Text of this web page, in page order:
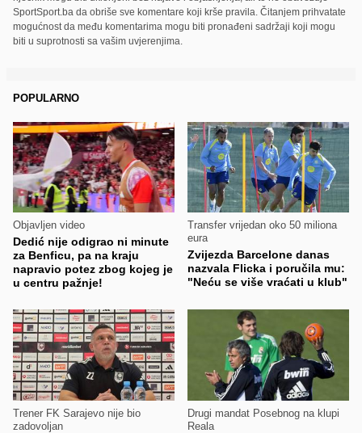
SportSport.ba da obriše sve komentare koji krše pravila. Čitanjem prihvatate
mogućnost da među komentarima mogu biti pronađeni sadržaji koji mogu
biti u suprotnosti sa vašim uvjerenjima.
POPULARNO
Objavljen video
Dedić nije odigrao ni minute
za Benficu, pa na kraju
napravio potez zbog kojeg je
u centru pažnje!
Transfer vrijedan oko 50 miliona
eura
Zvijezda Barcelone danas
nazvala Flicka i poručila mu:
"Neću se više vraćati u klub"
Trener FK Sarajevo nije bio
zadovoljan
Drugi mandat Posebnog na klupi
Reala